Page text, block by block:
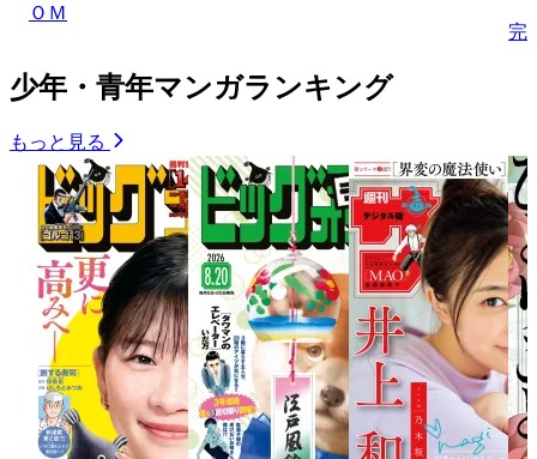
ＯＭ
完
少年・青年マンガランキング
もっと見る